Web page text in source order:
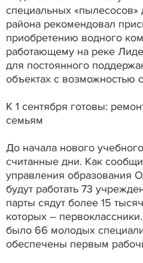
специальных «пылесосов»
района рекомендовал
приобретению водного
работающему на реке
для постоянного
объектах с возможностью
К 1 сентября готовы:
семьям
До начала нового
считанные дни. Как
управления образования
будут работать 73
парты сядут более 15
которых –
было 66 молодых
обеспечены первым